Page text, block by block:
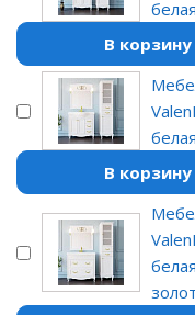
В корзину
В корзину